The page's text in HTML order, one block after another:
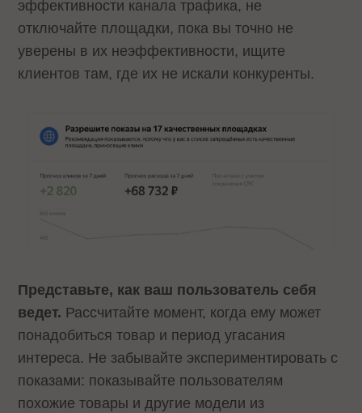
эффективности канала трафика, не
отключайте площадки, пока вы точно не
уверены в их неэффективности, ищите
клиентов там, где их не искали конкуренты.
Представьте, как ваш пользователь себя
ведет. Рассчитайте момент, когда ему может
понадобиться товар и период угасания
интереса. Не забывайте экспериментировать с
показами: показывайте пользователям
похожие товары и другие модели из